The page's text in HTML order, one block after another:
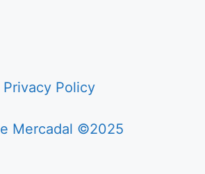
Privacy Policy
Mercadal ©2025